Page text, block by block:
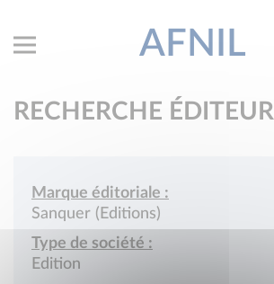
AFNIL
RECHERCHE ÉDITEUR
Marque éditoriale :
Sanquer (Editions)
Type de société :
Edition